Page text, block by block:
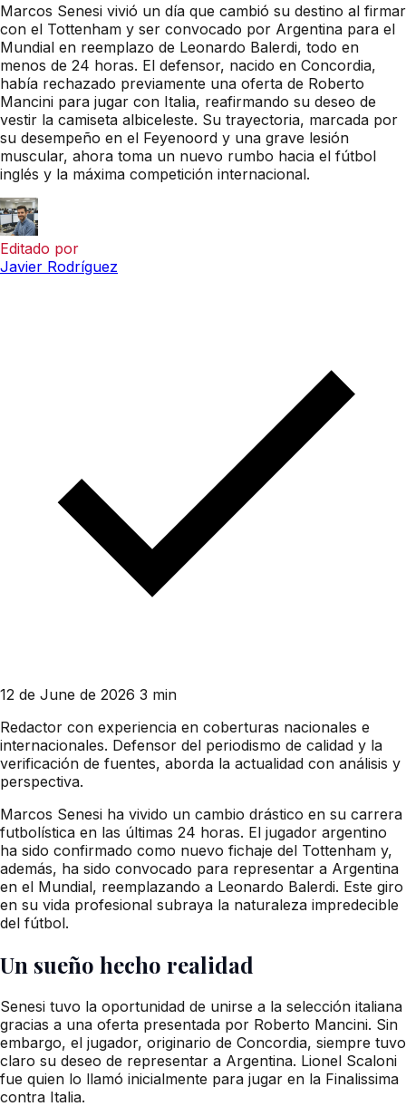
Marcos Senesi vivió un día que cambió su destino al firmar
con el Tottenham y ser convocado por Argentina para el
Mundial en reemplazo de Leonardo Balerdi, todo en
menos de 24 horas. El defensor, nacido en Concordia,
había rechazado previamente una oferta de Roberto
Mancini para jugar con Italia, reafirmando su deseo de
vestir la camiseta albiceleste. Su trayectoria, marcada por
su desempeño en el Feyenoord y una grave lesión
muscular, ahora toma un nuevo rumbo hacia el fútbol
inglés y la máxima competición internacional.
Editado por
Javier Rodríguez
12 de June de 2026 3 min
Redactor con experiencia en coberturas nacionales e
internacionales. Defensor del periodismo de calidad y la
verificación de fuentes, aborda la actualidad con análisis y
perspectiva.
Marcos Senesi ha vivido un cambio drástico en su carrera
futbolística en las últimas 24 horas. El jugador argentino
ha sido confirmado como nuevo fichaje del Tottenham y,
además, ha sido convocado para representar a Argentina
en el Mundial, reemplazando a Leonardo Balerdi. Este giro
en su vida profesional subraya la naturaleza impredecible
del fútbol.
Un sueño hecho realidad
Senesi tuvo la oportunidad de unirse a la selección italiana
gracias a una oferta presentada por Roberto Mancini. Sin
embargo, el jugador, originario de Concordia, siempre tuvo
claro su deseo de representar a Argentina. Lionel Scaloni
fue quien lo llamó inicialmente para jugar en la Finalissima
contra Italia.